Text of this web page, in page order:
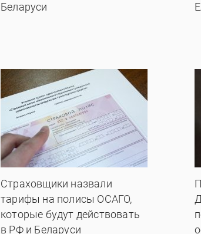
Беларуси
Страховщики назвали
тарифы на полисы ОСАГО,
которые будут действовать
в РФ и Беларуси